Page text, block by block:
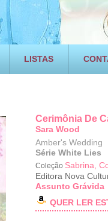
LISTAS
Cerimônia De
Sara Wood
Amber's Wedding
Série White Lies
Coleção Sabrina,
Editora Nova
Assunto Grávida
QUER LER